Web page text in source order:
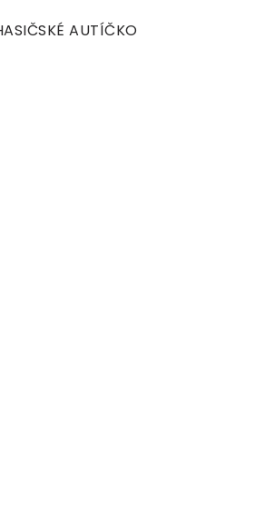
AUTÍČKO